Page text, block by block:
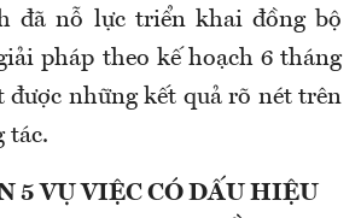
đã nỗ lực triển khai đồng bộ
pháp theo kế hoạch 6 tháng
được những kết quả rõ nét trên
tác.
5 VỤ VIỆC CÓ DẤU HIỆU